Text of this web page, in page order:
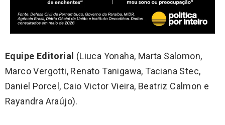
Equipe Editorial (Liuca Yonaha, Marta Salomon,
Marco Vergotti, Renato Tanigawa, Taciana Stec,
Daniel Porcel, Caio Victor Vieira, Beatriz Calmon e
Rayandra Araújo).